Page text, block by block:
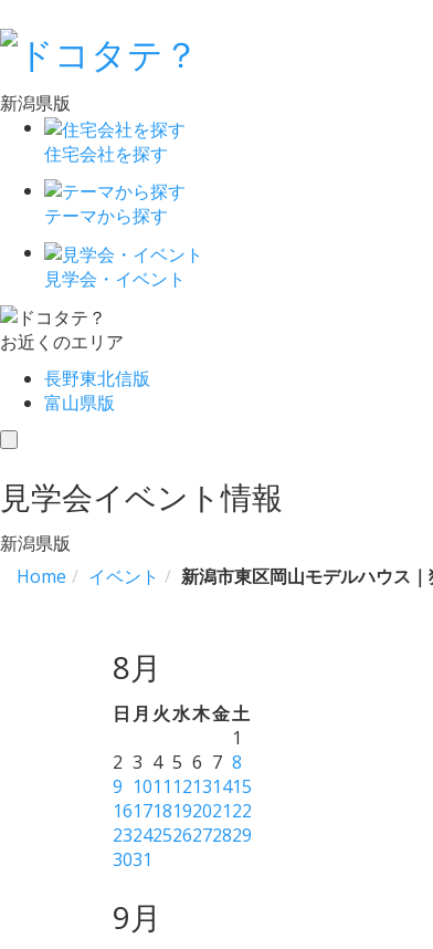
新潟県版
住宅会社を探す
テーマから探す
見学会・イベント
お近くのエリア
長野東北信版
富山県版
toggle
見学会イベント情報
新潟県版
Home
イベント 新潟市東区岡山モデルハウス
8月
日 月 火水木金土
1
2 3 4 5 6 7 8
9 1011 12131415
16171819202122
23242526272829
3031
9月